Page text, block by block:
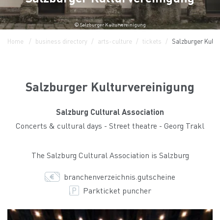
© Salzburger Kulturvereinigung
Home business directory arts-culture tickets Salzburger
Salzburger Kulturvereinigung
Salzburg Cultural Association
Concerts & cultural days - Street theatre - Georg Trakl
The Salzburg Cultural Association is Salzburg
branchenverzeichnis.gutscheine
Parkticket puncher